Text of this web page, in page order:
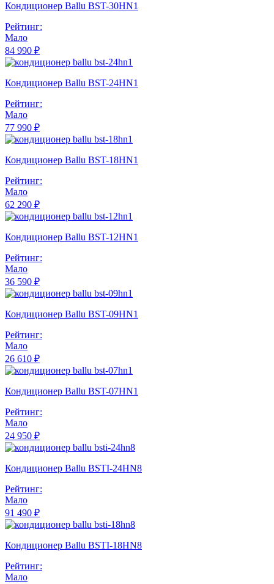
Кондиционер Ballu BST-30HN1
Рейтинг:
Мало
84 990 ₽
Кондиционер Ballu BST-24HN1
Рейтинг:
Мало
77 990 ₽
Кондиционер Ballu BST-18HN1
Рейтинг:
Мало
62 290 ₽
Кондиционер Ballu BST-12HN1
Рейтинг:
Мало
36 590 ₽
Кондиционер Ballu BST-09HN1
Рейтинг:
Мало
26 610 ₽
Кондиционер Ballu BST-07HN1
Рейтинг:
Мало
24 950 ₽
Кондиционер Ballu BSTI-24HN8
Рейтинг:
Мало
91 490 ₽
Кондиционер Ballu BSTI-18HN8
Рейтинг:
Мало